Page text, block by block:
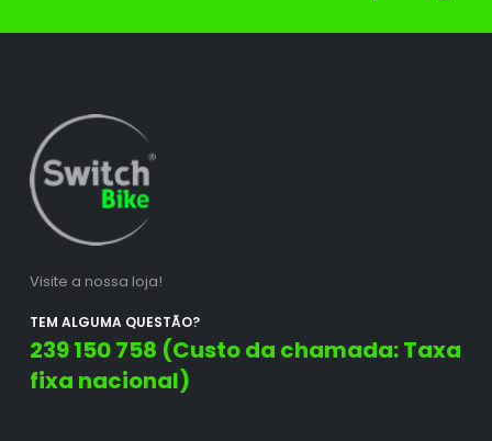
Visite a nossa loja!
TEM ALGUMA QUESTÃO?
239 150 758 (Custo da chamada: Taxa
fixa nacional)